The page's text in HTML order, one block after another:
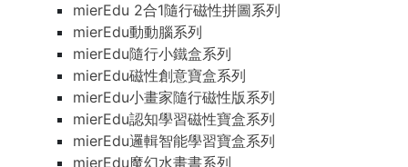
mierEdu 2合1隨行磁性拼圖系列
mierEdu動動腦系列
mierEdu隨行小鐵盒系列
mierEdu磁性創意寶盒系列
mierEdu小畫家隨行磁性版系列
mierEdu認知學習磁性寶盒系列
mierEdu邏輯智能學習寶盒系列
mierEdu魔幻水畫書系列